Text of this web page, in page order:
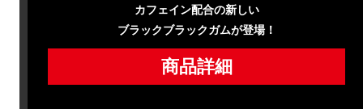
カフェイン配合の新しい
ブラックブラックガムが登場！
商品詳細